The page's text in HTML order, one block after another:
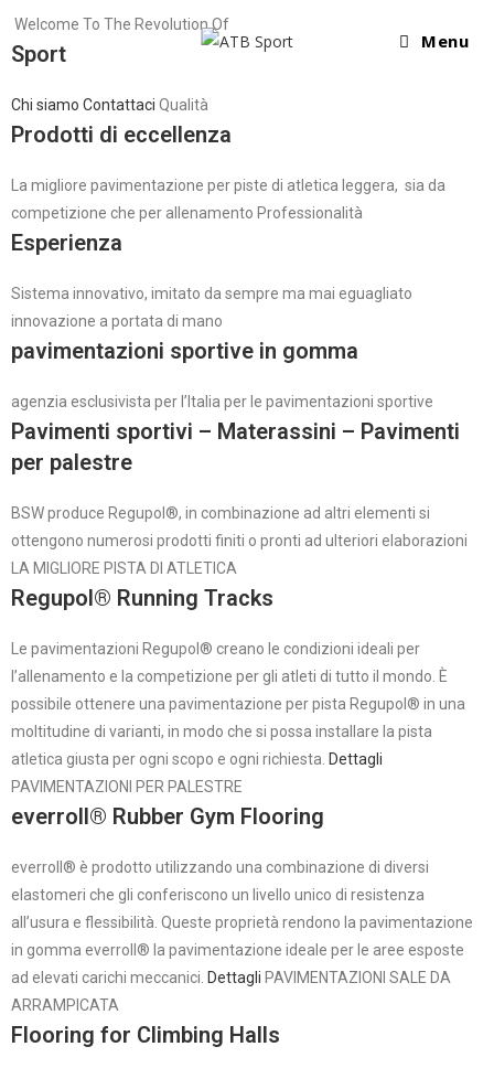
Menu
Welcome To The Revolution Of
Sport
Chi siamo Contattaci Qualità
Prodotti di eccellenza
La migliore pavimentazione per piste di atletica leggera, sia da
competizione che per allenamento Professionalità
Esperienza
Sistema innovativo, imitato da sempre ma mai eguagliato
innovazione a portata di mano
pavimentazioni sportive in gomma
agenzia esclusivista per l’Italia per le pavimentazioni sportive
Pavimenti sportivi – Materassini – Pavimenti
per palestre
BSW produce Regupol®, in combinazione ad altri elementi si
ottengono numerosi prodotti finiti o pronti ad ulteriori elaborazioni
LA MIGLIORE PISTA DI ATLETICA
Regupol® Running Tracks
Le pavimentazioni Regupol® creano le condizioni ideali per
l’allenamento e la competizione per gli atleti di tutto il mondo. È
possibile ottenere una pavimentazione per pista Regupol® in una
moltitudine di varianti, in modo che si possa installare la pista
atletica giusta per ogni scopo e ogni richiesta. Dettagli
PAVIMENTAZIONI PER PALESTRE
everroll® Rubber Gym Flooring
everroll® è prodotto utilizzando una combinazione di diversi
elastomeri che gli conferiscono un livello unico di resistenza
all’usura e flessibilità. Queste proprietà rendono la pavimentazione
in gomma everroll® la pavimentazione ideale per le aree esposte
ad elevati carichi meccanici. Dettagli PAVIMENTAZIONI SALE DA
ARRAMPICATA
Flooring for Climbing Halls